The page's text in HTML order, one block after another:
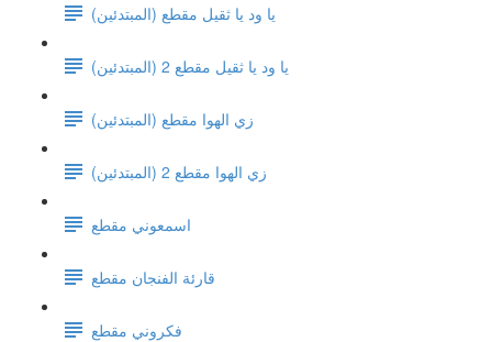
يا ود يا ثقيل مقطع (المبتدئين)
يا ود يا ثقيل مقطع 2 (المبتدئين)
زي الهوا مقطع (المبتدئين)
زي الهوا مقطع 2 (المبتدئين)
اسمعوني مقطع
قارئة الفنجان مقطع
فكروني مقطع